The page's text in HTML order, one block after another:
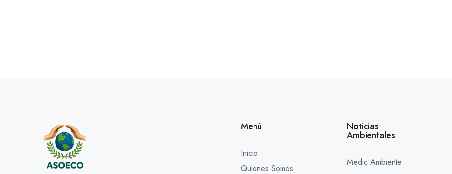
Menú
Inicio
Quienes Somos
Noticias
Ambientales
Medio Ambiente